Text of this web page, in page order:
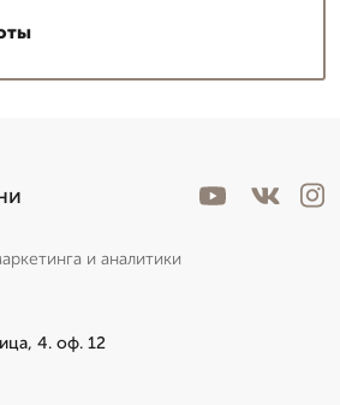
и аналитики
4. оф. 12